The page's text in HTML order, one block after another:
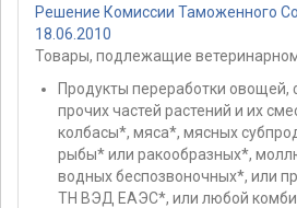
Решение Комиссии Таможенного
18.06.2010
Товары, подлежащие
Продукты переработки овощей,
прочих частей растений и их
колбасы*, мяса*, мясных
рыбы* или ракообразных*,
водных беспозвоночных*, или
ТН ВЭД ЕАЭС*, или любой